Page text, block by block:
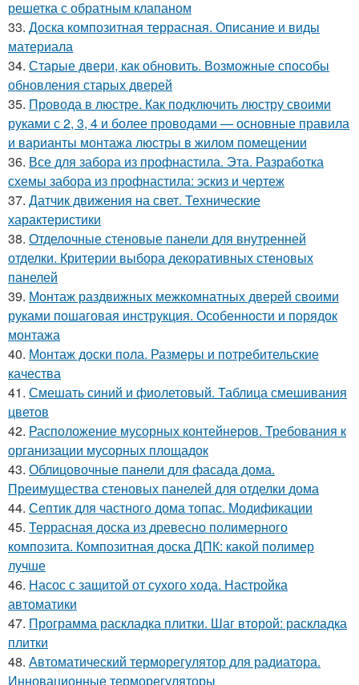
решетка с обратным клапаном
33. Доска композитная террасная. Описание и виды
материала
34. Старые двери, как обновить. Возможные способы
обновления старых дверей
35. Провода в люстре. Как подключить люстру своими
руками с 2, 3, 4 и более проводами — основные правила
и варианты монтажа люстры в жилом помещении
36. Все для забора из профнастила. Эта. Разработка
схемы забора из профнастила: эскиз и чертеж
37. Датчик движения на свет. Технические
характеристики
38. Отделочные стеновые панели для внутренней
отделки. Критерии выбора декоративных стеновых
панелей
39. Монтаж раздвижных межкомнатных дверей своими
руками пошаговая инструкция. Особенности и порядок
монтажа
40. Монтаж доски пола. Размеры и потребительские
качества
41. Смешать синий и фиолетовый. Таблица смешивания
цветов
42. Расположение мусорных контейнеров. Требования к
организации мусорных площадок
43. Облицовочные панели для фасада дома.
Преимущества стеновых панелей для отделки дома
44. Септик для частного дома топас. Модификации
45. Террасная доска из древесно полимерного
композита. Композитная доска ДПК: какой полимер
лучше
46. Насос с защитой от сухого хода. Настройка
автоматики
47. Программа раскладка плитки. Шаг второй: раскладка
плитки
48. Автоматический терморегулятор для радиатора.
Инновационные терморегуляторы